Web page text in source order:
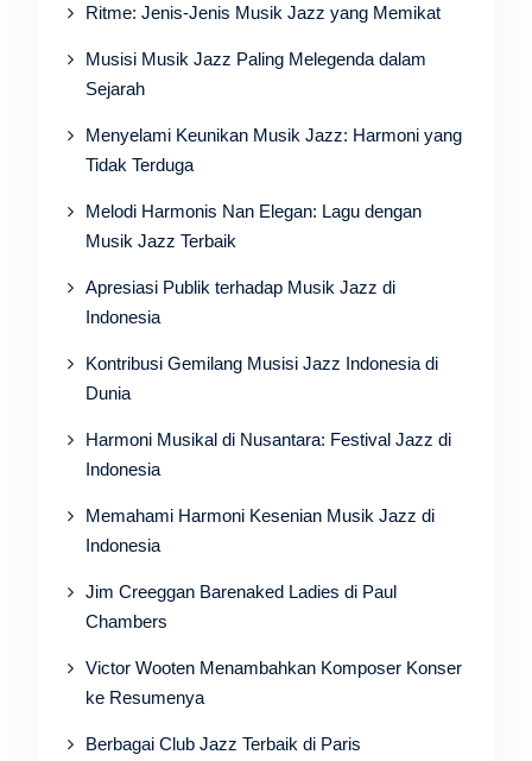
Ritme: Jenis-Jenis Musik Jazz yang Memikat
Musisi Musik Jazz Paling Melegenda dalam
Sejarah
Menyelami Keunikan Musik Jazz: Harmoni yang
Tidak Terduga
Melodi Harmonis Nan Elegan: Lagu dengan
Musik Jazz Terbaik
Apresiasi Publik terhadap Musik Jazz di
Indonesia
Kontribusi Gemilang Musisi Jazz Indonesia di
Dunia
Harmoni Musikal di Nusantara: Festival Jazz di
Indonesia
Memahami Harmoni Kesenian Musik Jazz di
Indonesia
Jim Creeggan Barenaked Ladies di Paul
Chambers
Victor Wooten Menambahkan Komposer Konser
ke Resumenya
Berbagai Club Jazz Terbaik di Paris